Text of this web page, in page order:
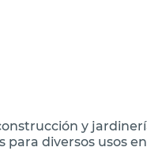
y
para diversos usos en